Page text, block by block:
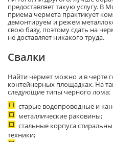
предоставляет такую услугу. В
приема чермета практикует
демонтируем и режем
свою базу, поэтому сдать на
не доставляет никакого труда.
Свалки
Найти чермет можно и в черте
контейнерных площадках. На
следующие типы черного лома:
старые водопроводные и
металлические раковины;
стальные корпуса
техники;